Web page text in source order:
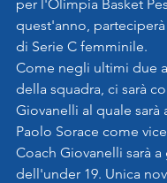
per l'Olimpia Basket
quest'anno,
di Serie C femminile.
Come negli ultimi due
della squadra, ci sarà
Giovanelli al quale sarà
Paolo Sorace come
Coach Giovanelli sarà
dell'under 19. Unica